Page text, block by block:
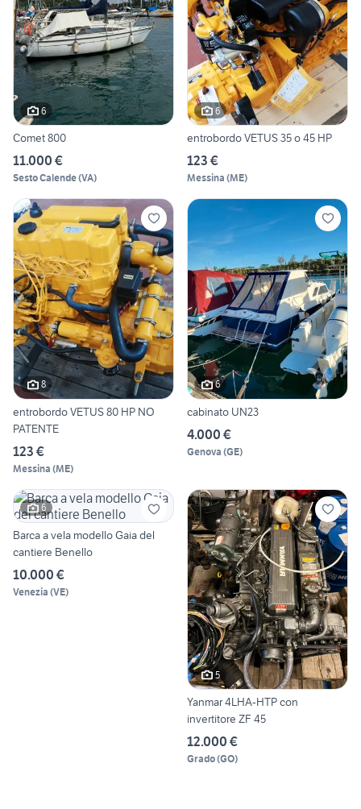
6
Comet 800
11.000 €
Sesto Calende(VA)
6
entrobordo VETUS 35 o 45 HP
123 €
Messina (ME)
8
entrobordo VETUS 80 HP NO
PATENTE
123 €
Messina (ME)
6
cabinato UN23
4.000 €
Genova (GE)
6
Barca a vela modello Gaia del
cantiere Benello
10.000 €
Venezia (VE)
5
Yanmar 4LHA-HTP con
invertitore ZF 45
12.000 €
Grado(GO)